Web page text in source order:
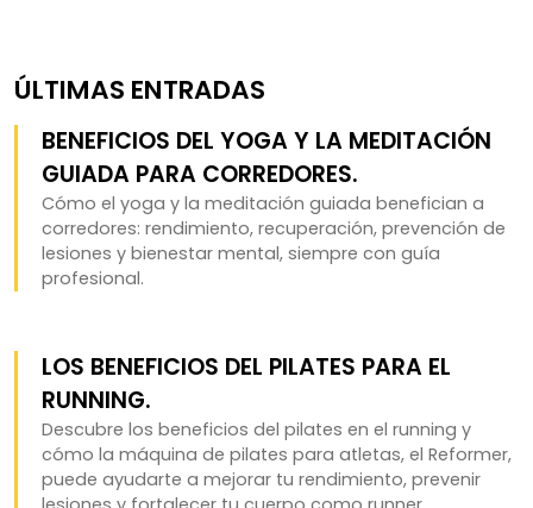
ÚLTIMAS ENTRADAS
BENEFICIOS DEL YOGA Y LA MEDITACIÓN
GUIADA PARA CORREDORES.
Cómo el yoga y la meditación guiada benefician a
corredores: rendimiento, recuperación, prevención de
lesiones y bienestar mental, siempre con guía
profesional.
LOS BENEFICIOS DEL PILATES PARA EL
RUNNING.
Descubre los beneficios del pilates en el running y
cómo la máquina de pilates para atletas, el Reformer,
puede ayudarte a mejorar tu rendimiento, prevenir